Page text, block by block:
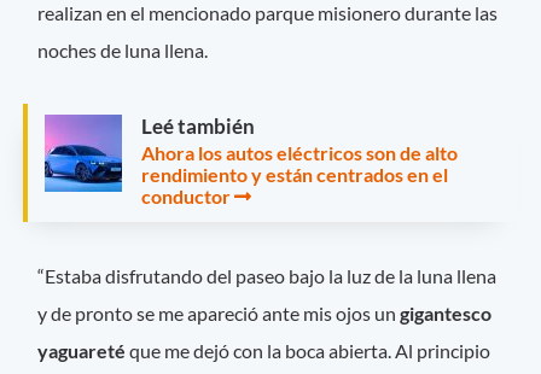
realizan en el mencionado parque misionero durante las
noches de luna llena.
Leé también
Ahora los autos eléctricos son de alto
rendimiento y están centrados en el
conductor
“Estaba disfrutando del paseo bajo la luz de la luna llena
y de pronto se me apareció ante mis ojos ungigantesco
yaguareté que me dejó con la boca abierta. Al principio